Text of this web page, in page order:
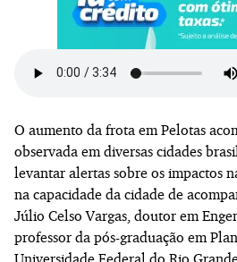
O aumento da frota em Pelotas
observada em diversas cidades
levantar alertas sobre os impactos
na capacidade da cidade de
Júlio Celso Vargas, doutor em
professor da pós-graduação em
Universidade Federal do Rio